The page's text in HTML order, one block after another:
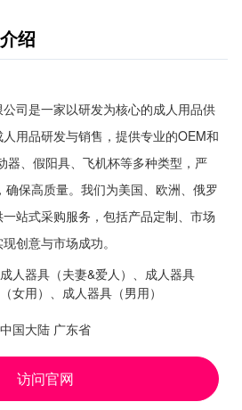
绍
司是一家以研发为核心的成人用品供
用品研发与销售，提供专业的OEM和
器、假阳具、飞机杯等多种类型，严
确保高质量。我们为美国、欧洲、俄罗
站式采购服务，包括产品定制、市场
创意与市场成功。
成人器具（夫妻&爱人）、成人器具
（女用）、成人器具（男用）
中国大陆 广东省
访问官网